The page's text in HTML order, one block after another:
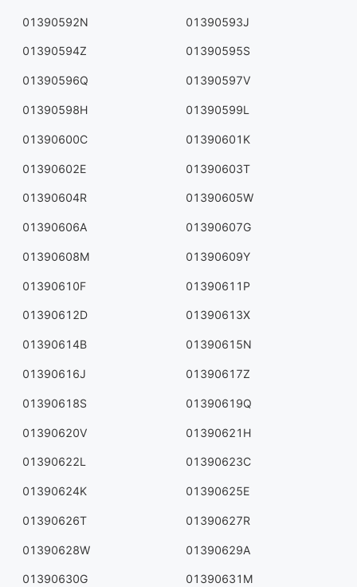
01390592N 01390593J
01390594Z 01390595S
01390596Q 01390597V
01390598H 01390599L
01390600C 01390601K
01390602E 01390603T
01390604R 01390605W
01390606A 01390607G
01390608M 01390609Y
01390610F 01390611P
01390612D 01390613X
01390614B 01390615N
01390616J 01390617Z
01390618S 01390619Q
01390620V 01390621H
01390622L 01390623C
01390624K 01390625E
01390626T 01390627R
01390628W 01390629A
01390630G 01390631M